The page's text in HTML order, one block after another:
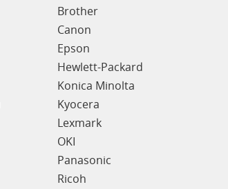
Brother
Canon
Epson
Hewlett-Packard
Konica Minolta
Kyocera
Lexmark
OKI
Panasonic
Ricoh